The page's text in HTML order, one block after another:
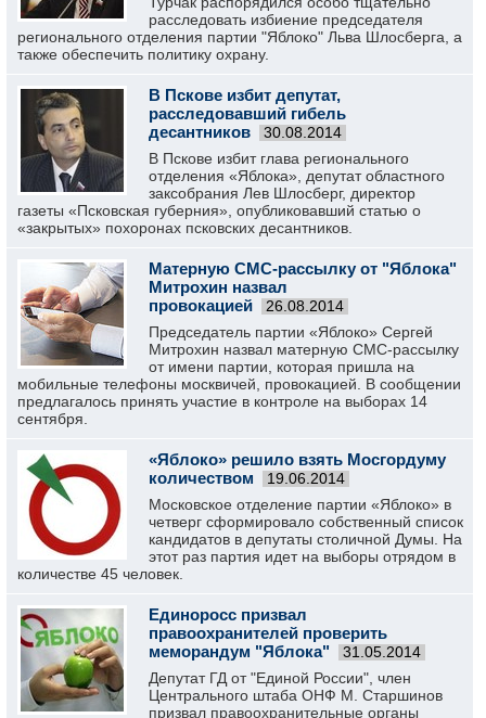
расследовать избиение председателя
регионального отделения партии "Яблоко" Льва Шлосберга, а
также обеспечить политику охрану.
В Пскове избит депутат,
расследовавший гибель
десантников
30.08.2014
В Пскове избит глава регионального
отделения «Яблока», депутат областного
заксобрания Лев Шлосберг, директор
газеты «Псковская губерния», опубликовавший статью о
«закрытых» похоронах псковских десантников.
Матерную СМС-рассылку от "Яблока"
Митрохин назвал
провокацией
26.08.2014
Председатель партии «Яблоко» Сергей
Митрохин назвал матерную СMС-рассылку
от имени партии, которая пришла на
мобильные телефоны москвичей, провокацией. В сообщении
предлагалось принять участие в контроле на выборах 14
сентября.
«Яблоко» решило взять Мосгордуму
количеством
19.06.2014
Московское отделение партии «Яблоко» в
четверг сформировало собственный список
кандидатов в депутаты столичной Думы. На
этот раз партия идет на выборы отрядом в
количестве 45 человек.
Единоросс призвал
правоохранителей проверить
меморандум "Яблока"
31.05.2014
Депутат ГД от "Единой России", член
Центрального штаба ОНФ М. Старшинов
призвал правоохранительные органы